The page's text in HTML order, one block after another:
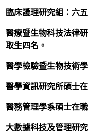
臨床護理研究組：六
醫療暨生物科技法律
取生四名。
醫學檢驗暨生物技術
醫學資訊研究所碩士
醫務管理學系碩士在
大數據科技及管理研